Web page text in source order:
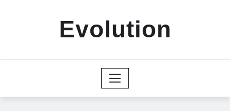
Evolution